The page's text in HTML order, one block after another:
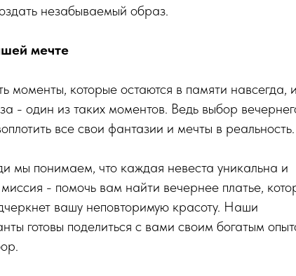
незабываемый образ.
мечте
моменты, которые остаются в памяти навсегда,
- один из таких моментов. Ведь выбор
все свои фантазии и мечты в реальность.
мы понимаем, что каждая невеста уникальна и
- помочь вам найти вечернее платье,
вашу неповторимую красоту. Наши
готовы поделиться с вами своим богатым